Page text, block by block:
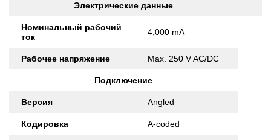
Электрические данные
Номинальный рабочий
ток
4,000 mA
Рабочее напряжение Max. 250 V AC/DC
Подключение
Версия Angled
Кодировка A-coded